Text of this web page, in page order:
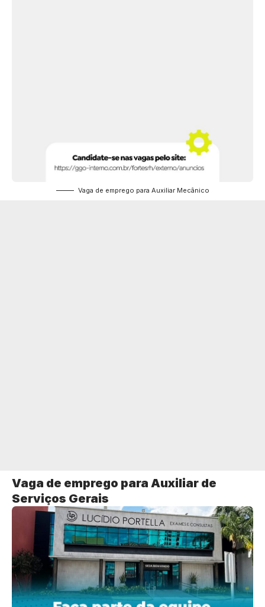
Vaga de emprego para Auxiliar Mecânico
Vaga de emprego para Auxiliar de
Serviços Gerais